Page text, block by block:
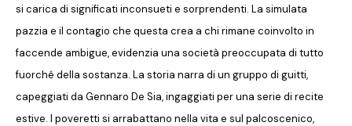
si carica di significati inconsueti e sorprendenti. La simulata
pazzia e il contagio che questa crea a chi rimane coinvolto in
faccende ambigue, evidenzia una società preoccupata di tutto
fuorché della sostanza. La storia narra di un gruppo di guitti,
capeggiati da Gennaro De Sia, ingaggiati per una serie di recite
estive. I poveretti si arrabattano nella vita e sul palcoscenico,